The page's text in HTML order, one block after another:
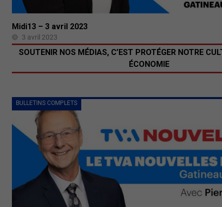
Midi13 – 3 avril 2023
3 avril 2023
BULLETINS COMPLETS
SOUTENIR NOS MÉDIAS, C’EST PROTÉGER NOTRE
ÉCONOMIE